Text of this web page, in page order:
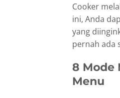
Cooker
ini, Anda
yang
pernah ada
8 Mode
Menu